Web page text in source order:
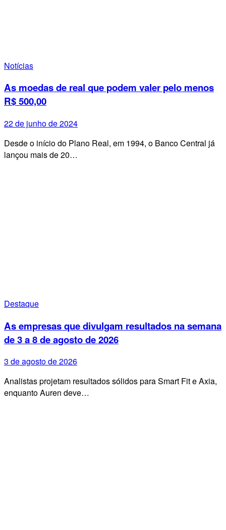
Notícias
As moedas de real que podem valer pelo menos
R$ 500,00
22 de junho de 2024
Desde o início do Plano Real, em 1994, o Banco Central já
lançou mais de 20…
Destaque
As empresas que divulgam resultados na semana
de 3 a 8 de agosto de 2026
3 de agosto de 2026
Analistas projetam resultados sólidos para Smart Fit e Axia,
enquanto Auren deve…